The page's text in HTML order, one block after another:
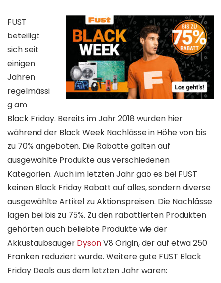
FUST
beteiligt
sich seit
einigen
Jahren
regelmässi
g am
Black Friday. Bereits im Jahr 2018 wurden hier
während der Black Week Nachlässe in Höhe von bis
zu 70% angeboten. Die Rabatte galten auf
ausgewählte Produkte aus verschiedenen
Kategorien. Auch im letzten Jahr gab es bei FUST
keinen Black Friday Rabatt auf alles, sondern diverse
ausgewählte Artikel zu Aktionspreisen. Die Nachlässe
lagen bei bis zu 75%. Zu den rabattierten Produkten
gehörten auch beliebte Produkte wie der
Akkustaubsauger DysonV8 Origin, der auf etwa 250
Franken reduziert wurde. Weitere gute FUST Black
Friday Deals aus dem letzten Jahr waren: